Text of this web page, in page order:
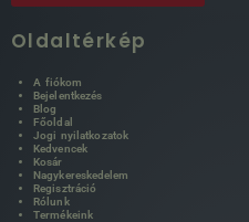
Oldaltérkép
A fiókom
Bejelentkezés
Blog
Főoldal
Jogi nyilatkozatok
Kedvencek
Kosár
Nagykereskedelem
Regisztráció
Rólunk
Termékeink